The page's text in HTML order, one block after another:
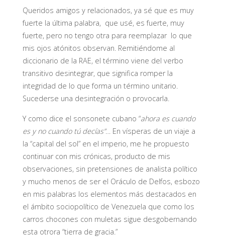
Queridos amigos y relacionados, ya sé que es muy
fuerte la última palabra, que usé, es fuerte, muy
fuerte, pero no tengo otra para reemplazar lo que
mis ojos atónitos observan. Remitiéndome al
diccionario de la RAE, el término viene del verbo
transitivo desintegrar, que significa romper la
integridad de lo que forma un término unitario.
Sucederse una desintegración o provocarla.
Y como dice el sonsonete cubano “ahora es cuando
es y no cuando tú decías”… En vísperas de un viaje a
la “capital del sol” en el imperio, me he propuesto
continuar con mis crónicas, producto de mis
observaciones, sin pretensiones de analista político
y mucho menos de ser el Oráculo de Delfos, esbozo
en mis palabras los elementos más destacados en
el ámbito sociopolítico de Venezuela que como los
carros chocones con muletas sigue desgobernando
esta otrora “tierra de gracia.”